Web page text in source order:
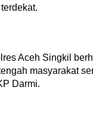
Aceh Singkil
masyarakat
Darmi.